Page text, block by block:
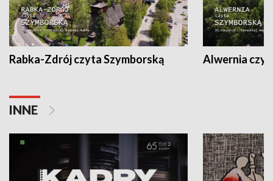
Rabka-Zdrój czyta Szymborską Alwernia
INNE